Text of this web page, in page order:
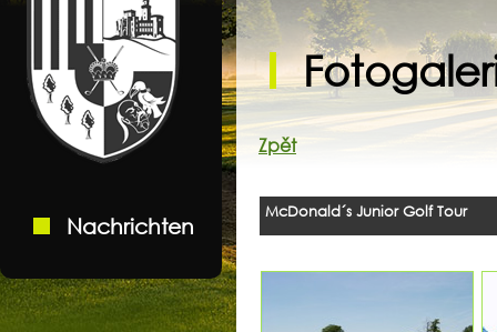
Nachrichten
Zpět
McDonald´s Junior Golf Tour